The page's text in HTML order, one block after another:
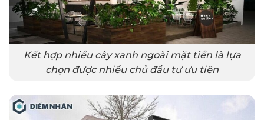
Kết hợp nhiều cây xanh ngoài mặt tiền là lựa
chọn được nhiều chủ đầu tư ưu tiên